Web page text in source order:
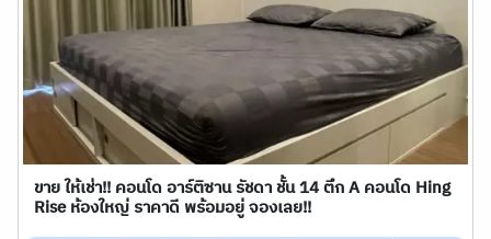
ขาย ให้เช่า!! คอนโด อาร์ติซาน รัชดา ชั้น 14 ตึก A คอนโด Hing
Rise ห้องใหญ่ ราคาดี พร้อมอยู่ จองเลย!!